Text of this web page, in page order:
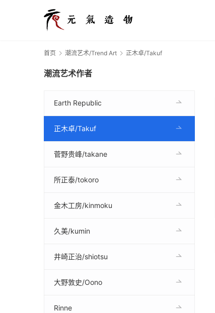
首页 潮流艺术/Trend Art 正木卓/Takuf
潮流艺术作者
Earth Republic
正木卓/Takuf
菅野贵峰/takane
所正泰/tokoro
金木工房/kinmoku
久美/kumin
井崎正治/shiotsu
大野敦史/Oono
Rinne